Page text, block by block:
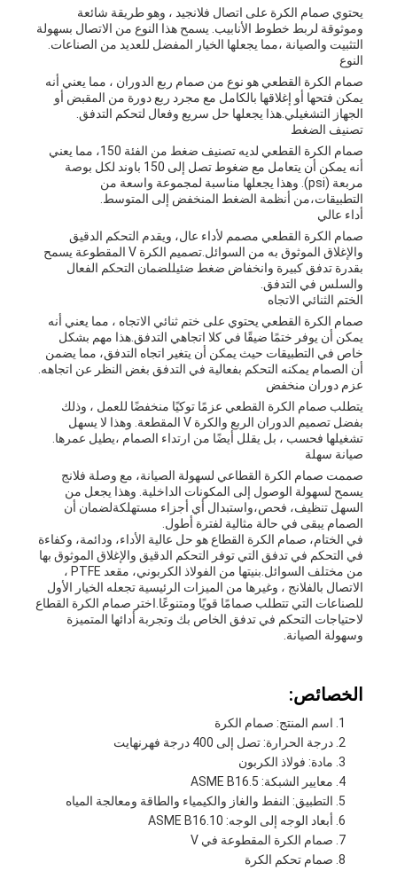
يحتوي صمام الكرة على اتصال فلانجيد ، وهو طريقة شائعة
وموثوقة لربط خطوط الأنابيب. يسمح هذا النوع من الاتصال بسهولة
التثبيت والصيانة ،مما يجعلها الخيار المفضل للعديد من الصناعات.
النوع
صمام الكرة القطعي هو نوع من صمام ربع الدوران ، مما يعني أنه
يمكن فتحها أو إغلاقها بالكامل مع مجرد ربع دورة من المقبض أو
الجهاز التشغيلي.هذا يجعلها حل سريع وفعال لتحكم التدفق.
تصنيف الضغط
صمام الكرة القطعي لديه تصنيف ضغط من الفئة 150، مما يعني
أنه يمكن أن يتعامل مع ضغوط تصل إلى 150 باوند لكل بوصة
مربعة (psi). وهذا يجعلها مناسبة لمجموعة واسعة من
التطبيقات،من أنظمة الضغط المنخفض إلى المتوسط.
أداء عالي
صمام الكرة القطعي مصمم لأداء عال، ويقدم التحكم الدقيق
والإغلاق الموثوق به من السوائل.تصميم الكرة V المقطوعة يسمح
بقدرة تدفق كبيرة وانخفاض ضغط ضئيللضمان التحكم الفعال
والسلس في التدفق.
الختم الثنائي الاتجاه
صمام الكرة القطعي يحتوي على ختم ثنائي الاتجاه ، مما يعني أنه
يمكن أن يوفر ختمًا ضيقًا في كلا اتجاهي التدفق.هذا مهم بشكل
خاص في التطبيقات حيث يمكن أن يتغير اتجاه التدفق، مما يضمن
أن الصمام يمكنه التحكم بفعالية في التدفق بغض النظر عن اتجاهه.
عزم دوران منخفض
يتطلب صمام الكرة القطعي عزمًا توكيًا منخفضًا للعمل ، وذلك
بفضل تصميم الدوران الربع والكرة V المقطعة. وهذا لا يسهل
تشغيلها فحسب ، بل يقلل أيضًا من ارتداء الصمام ،يطيل عمرها.
صيانة سهلة
صممت صمام الكرة القطاعي لسهولة الصيانة، مع وصلة فلانج
يسمح لسهولة الوصول إلى المكونات الداخلية. وهذا يجعل من
السهل تنظيف، فحص،واستبدال أي أجزاء مستهلكةلضمان أن
الصمام يبقى في حالة مثالية لفترة أطول.
في الختام، صمام الكرة القطاع هو حل عالية الأداء، ودائمة، وكفاءة
في التحكم في تدفق التي توفر التحكم الدقيق والإغلاق الموثوق بها
من مختلف السوائل.بنيتها من الفولاذ الكربوني، مقعد PTFE ،
الاتصال بالفلانج ، وغيرها من الميزات الرئيسية تجعله الخيار الأول
للصناعات التي تتطلب صمامًا قويًا ومتنوعًا.اختر صمام الكرة القطاع
لاحتياجات التحكم في تدفق الخاص بك وتجربة أدائها المتميزة
وسهولة الصيانة.
الخصائص:
اسم المنتج: صمام الكرة
درجة الحرارة: تصل إلى 400 درجة فهرنهايت
مادة: فولاذ الكربون
معايير الشبكة: ASME B16.5
التطبيق: النفط والغاز والكيمياء والطاقة ومعالجة المياه
أبعاد الوجه إلى الوجه: ASME B16.10
صمام الكرة المقطوعة في V
صمام تحكم الكرة